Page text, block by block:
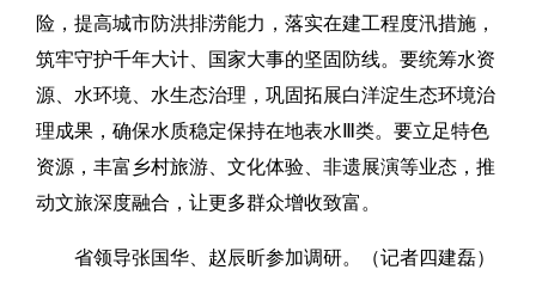
险，提高城市防洪排涝能力，落实在建工程度汛措施，
筑牢守护千年大计、国家大事的坚固防线。要统筹水资
源、水环境、水生态治理，巩固拓展白洋淀生态环境治
理成果，确保水质稳定保持在地表水Ⅲ类。要立足特色
资源，丰富乡村旅游、文化体验、非遗展演等业态，推
动文旅深度融合，让更多群众增收致富。
省领导张国华、赵辰昕参加调研。（记者四建磊）